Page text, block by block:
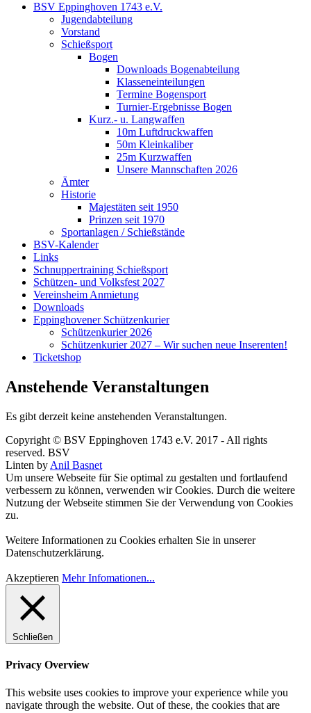
BSV Eppinghoven 1743 e.V.
Jugendabteilung
Vorstand
Schießsport
Bogen
Downloads Bogenabteilung
Klasseneinteilungen
Termine Bogensport
Turnier-Ergebnisse Bogen
Kurz.- u. Langwaffen
10m Luftdruckwaffen
50m Kleinkaliber
25m Kurzwaffen
Unsere Mannschaften 2026
Ämter
Historie
Majestäten seit 1950
Prinzen seit 1970
Sportanlagen / Schießstände
BSV-Kalender
Links
Schnuppertraining Schießsport
Schützen- und Volksfest 2027
Vereinsheim Anmietung
Downloads
Eppinghovener Schützenkurier
Schützenkurier 2026
Schützenkurier 2027 – Wir suchen neue Inserenten!
Ticketshop
Anstehende Veranstaltungen
Es gibt derzeit keine anstehenden Veranstaltungen.
Copyright © BSV Eppinghoven 1743 e.V. 2017 - All rights
reserved. BSV
Linten by Anil Basnet
Um unsere Webseite für Sie optimal zu gestalten und fortlaufend
verbessern zu können, verwenden wir Cookies. Durch die weitere
Nutzung der Webseite stimmen Sie der Verwendung von Cookies
zu.
Weitere Informationen zu Cookies erhalten Sie in unserer
Datenschutzerklärung.
Akzeptieren Mehr Infomationen...
Schließen
Privacy Overview
This website uses cookies to improve your experience while you
navigate through the website. Out of these, the cookies that are